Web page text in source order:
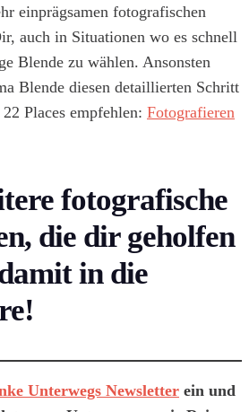
einprägsamen fotografischen
auch in Situationen wo es schnell
Blende zu wählen. Ansonsten
Blende diesen detaillierten Schritt
Places empfehlen: Fotografieren
fotografische
die dir geholfen
in die
Unterwegs Newsletter ein und